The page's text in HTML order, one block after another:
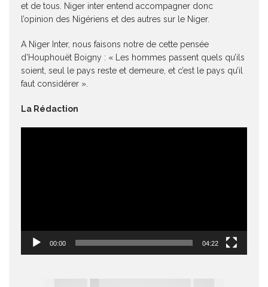
et de tous. Niger inter entend accompagner donc
l’opinion des Nigériens et des autres sur le Niger.
A Niger Inter, nous faisons notre de cette pensée
d’Houphouët Boigny : « Les hommes passent quels qu’ils
soient, seul le pays reste et demeure, et c’est le pays qu’il
faut considérer ».
La Rédaction
00:00 04:22